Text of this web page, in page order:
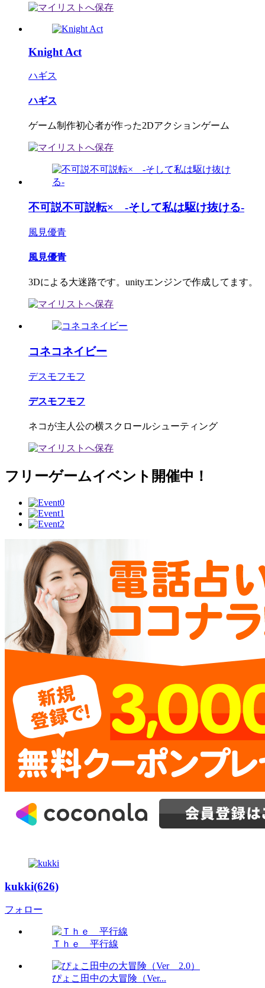
Knight Act
ハギス
ハギス
ゲーム制作初心者が作った2Dアクションゲーム
不可説不可説転× -そして私は駆け抜ける-
風見優青
風見優青
3Dによる大迷路です。unityエンジンで作成してます。
コネコネイビー
デスモフモフ
デスモフモフ
ネコが主人公の横スクロールシューティング
フリーゲームイベント開催中！
kukki(626)
フォロー
Ｔｈｅ 平行線
ぴょこ田中の大冒険（Ver...